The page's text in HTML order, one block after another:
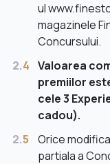
ul
magazinele
Concursului.
2.4 Valoarea
premiilor
cele 3
cadou).
2.5 Orice
partiala a